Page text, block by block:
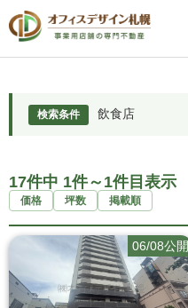
株
式
会
F
E
G
検索条件 飲食店
17件中 1件～1件目表示
価格 坪数 掲載順
06/08公開